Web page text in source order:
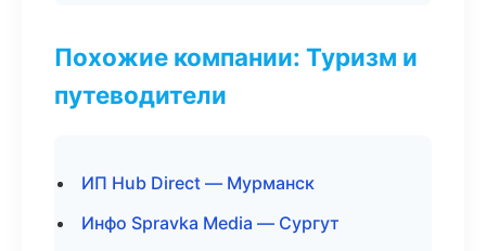
Похожие компании: Туризм и
путеводители
ИП Hub Direct — Мурманск
Инфо Spravka Media — Сургут